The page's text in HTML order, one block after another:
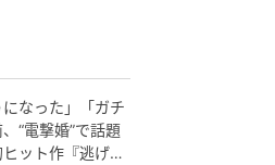
になった」「ガチ
“電撃婚”で話題
ット作『逃げ